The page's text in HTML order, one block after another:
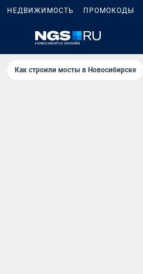
НЕДВИЖИМОСТЬ ПРОМОКОДЫ
Как строили мосты в Новосибирске